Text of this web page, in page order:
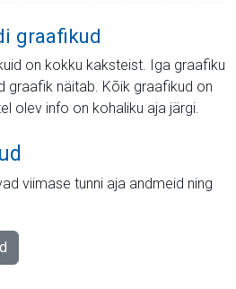
graafikud
on kokku kaksteist. Iga graafiku
graafik näitab. Kõik graafikud on
olev info on kohaliku aja järgi.
viimase tunni aja andmeid ning